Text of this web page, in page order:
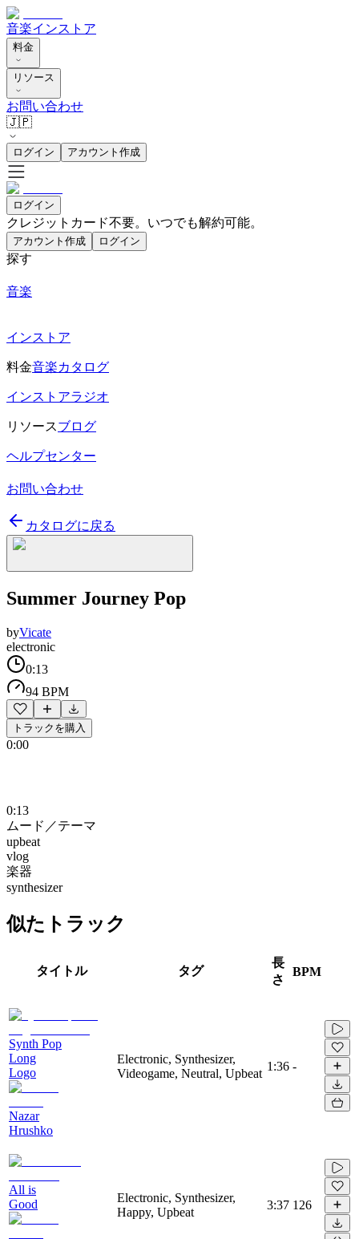
音楽インストア
料金
リソース
お問い合わせ
🇯🇵
ログイン アカウント作成
ログイン
クレジットカード不要。いつでも解約可能。
アカウント作成 ログイン
探す
音楽
インストア
料金音楽カタログ
インストアラジオ
リソースブログ
ヘルプセンター
お問い合わせ
カタログに戻る
Summer Journey Pop
byVicate
electronic
0:13
94 BPM
トラックを購入
0:00
0:13
ムード／テーマ
upbeat
vlog
楽器
synthesizer
似たトラック
タイトル タグ
長
さ
BPM
Synth Pop
Long
Logo
Nazar
Hrushko
Electronic, Synthesizer,
Videogame, Neutral, Upbeat
1:36 -
All is
Good
Electronic, Synthesizer,
Happy, Upbeat
3:37 126